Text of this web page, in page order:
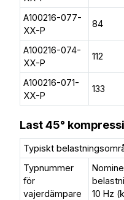
A100216-077-
XX-P
84
A100216-074-
XX-P
112
A100216-071-
XX-P
133
Last 45°
Typiskt
Typnummer
för
vajerdämpare
10 Hz